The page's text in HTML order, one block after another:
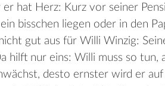
hat Herz: Kurz vor seiner
bisschen liegen oder in den
gut aus für Willi Winzig:
hilft nur eins: Willi muss so tun,
desto ernster wird er